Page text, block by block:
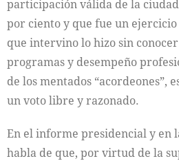
participación válida de la
por ciento y que fue un
que intervino lo hizo sin
programas y desempeño
de los mentados “acordeones”,
un voto libre y razonado.
En el informe presidencial y en
habla de que, por virtud de la